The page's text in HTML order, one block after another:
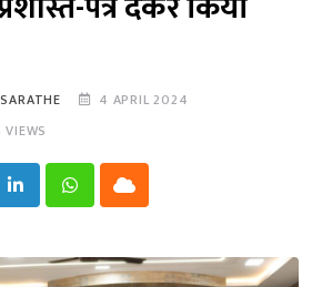
4 APRIL 2024
VIEWS
LinkedInWhatsappCloud